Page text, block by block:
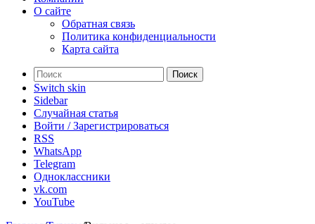
О сайте
Обратная связь
Политика конфиденциальности
Карта сайта
Поиск
Switch skin
Sidebar
Случайная статья
Войти / Зарегистрироваться
RSS
WhatsApp
Telegram
Одноклассники
vk.com
YouTube